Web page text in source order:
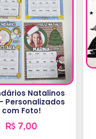
Natalinos
Personalizados
com Foto!
R$ 7,00